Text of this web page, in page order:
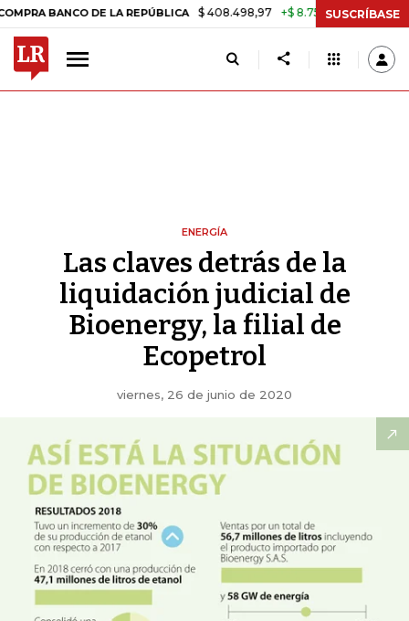
DE LA REPÚBLICA $ 408.498,97 +$ 8.753,81 +2,19% TASA
SUSCRÍBASE
ENERGÍA
Las claves detrás de la
liquidación judicial de
Bioenergy, la filial de
Ecopetrol
viernes, 26 de junio de 2020